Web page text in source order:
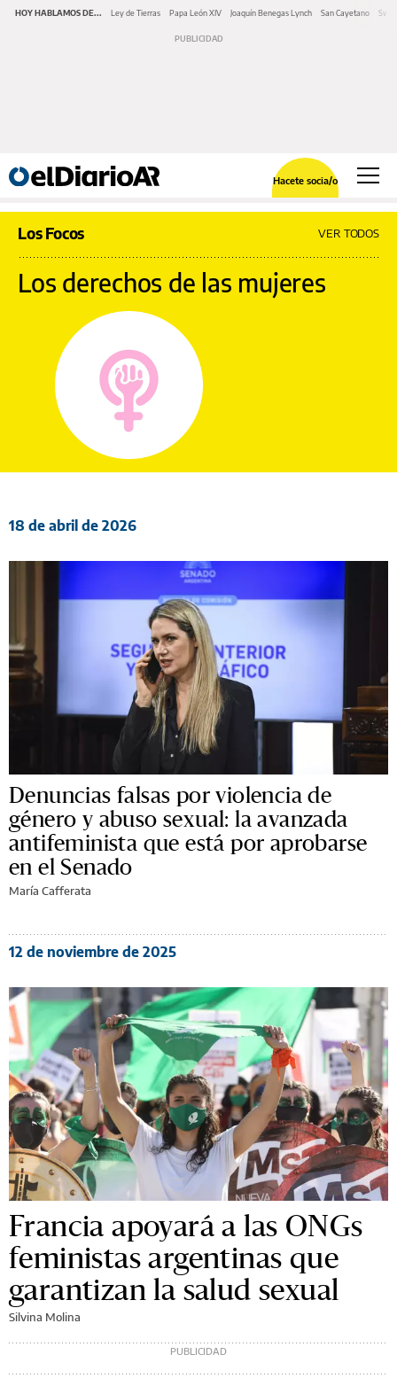
HOY HABLAMOS DE... Ley de Tierras Papa León XIV Joaquín Benegas Lynch San Cayetano
Hacete socia/o
Los Focos VER TODOS
Los derechos de las mujeres
18 de abril de 2026
Denuncias falsas por violencia de
género y abuso sexual: la avanzada
antifeminista que está por aprobarse
en el Senado
María Cafferata
12 de noviembre de 2025
Francia apoyará a las ONGs
feministas argentinas que
garantizan la salud sexual
Silvina Molina